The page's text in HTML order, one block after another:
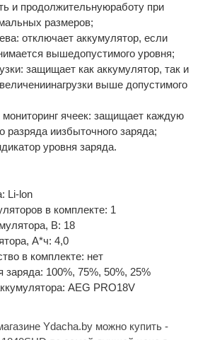
и продолжительнуюработу при
размеров;
отключает аккумулятор, если
вышедопустимого уровня;
защищает как аккумулятор, так и
выше допустимого
ячеек: защищает каждую
разряда иизбыточного заряда;
уровня заряда.
Li-lon
в комплекте: 1
В: 18
А*ч: 4,0
в комплекте: нет
заряда: 100%, 75%, 50%, 25%
AEG PRO18V
Ydacha.by можно купить -